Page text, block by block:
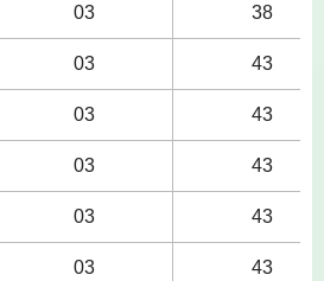
03 38
03 43
03 43
03 43
03 43
03 43